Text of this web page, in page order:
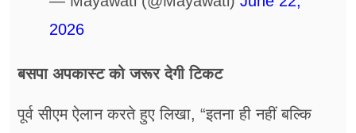
2026
बसपा अपकास्ट को जरूर देगी टिकट
पूर्व सीएम ऐलान करते हुए लिखा, “इतना ही नहीं बल्कि